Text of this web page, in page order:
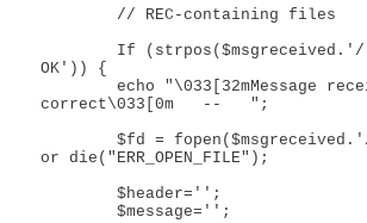
OK')) {
	echo "\033[32mMessage received
correct\033[0m   --   ";
	$fd = fopen($msgreceived.'/'.$row, 'r')
or die("ERR_OPEN_FILE");
	$header='';
	$message='';